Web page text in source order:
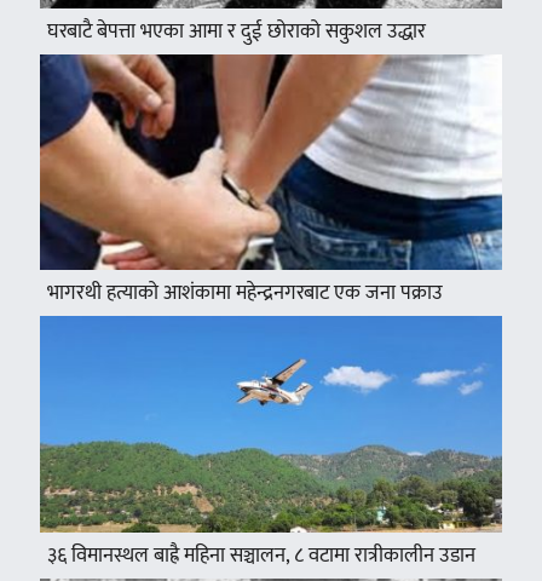
घरबाटै बेपत्ता भएका आमा र दुई छोराको सकुशल उद्धार
भागरथी हत्याको आशंकामा महेन्द्रनगरबाट एक जना पक्राउ
३६ विमानस्थल बाह्रै महिना सञ्चालन, ८ वटामा रात्रीकालीन उडान